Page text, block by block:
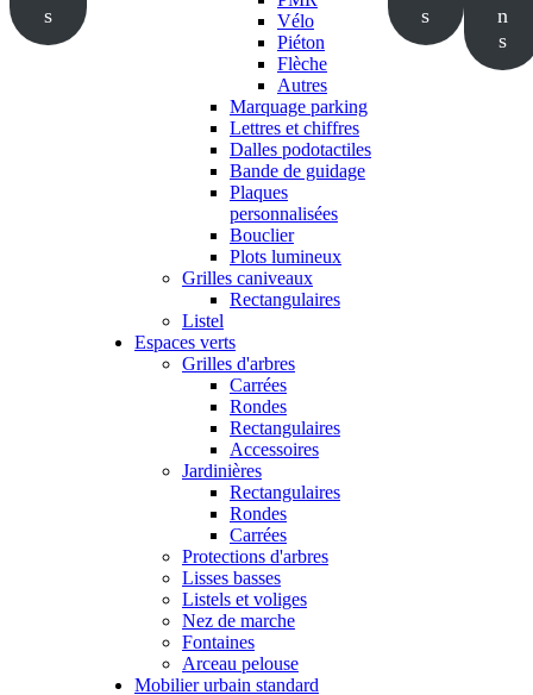
s
Vélo
Piéton
Flèche
Autres
Marquage parking
Lettres et chiffres
Dalles podotactiles
Bande de guidage
Plaques
personnalisées
Bouclier
Plots lumineux
Grilles caniveaux
Rectangulaires
Listel
Espaces verts
Grilles d'arbres
Carrées
Rondes
Rectangulaires
Accessoires
Jardinières
Rectangulaires
Rondes
Carrées
Protections d'arbres
Lisses basses
Listels et voliges
Nez de marche
Fontaines
Arceau pelouse
Mobilier urbain standard
s
n
s